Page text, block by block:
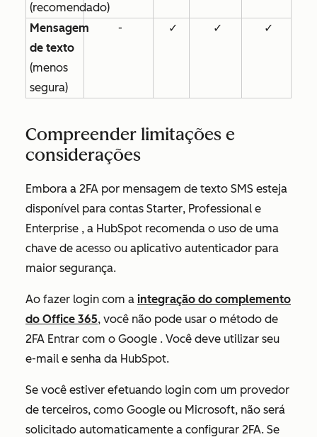
(recomendado)
Mensagem
de texto
(menos
segura)
- ✓ ✓ ✓
Compreender limitações e
considerações
Embora a 2FA por mensagem de texto SMS esteja
disponível para contas Starter, Professional e
Enterprise , a HubSpot recomenda o uso de uma
chave de acesso ou aplicativo autenticador para
maior segurança.
Ao fazer login com a integração do complemento
do Office 365, você não pode usar o método de
2FA Entrar com o Google . Você deve utilizar seu
e-mail e senha da HubSpot.
Se você estiver efetuando login com um provedor
de terceiros, como Google ou Microsoft, não será
solicitado automaticamente a configurar 2FA. Se